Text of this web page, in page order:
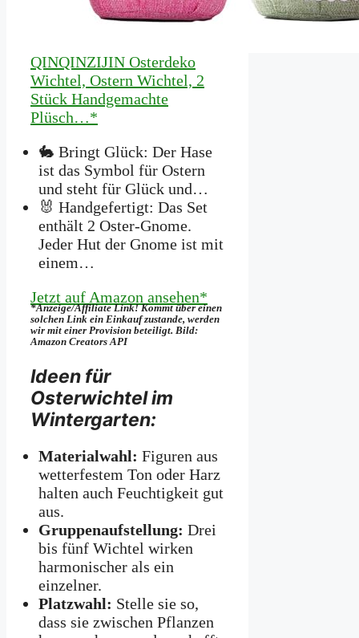
QINQINZIJIN Osterdeko
Wichtel, Ostern Wichtel, 2
Stück Handgemachte
Plüsch…*
🐇 Bringt Glück: Der Hase
ist das Symbol für Ostern
und steht für Glück und…
🐰 Handgefertigt: Das Set
enthält 2 Oster-Gnome.
Jeder Hut der Gnome ist mit
einem…
Jetzt auf Amazon ansehen*
*Anzeige/Affiliate Link! Kommt über einen
solchen Link ein Einkauf zustande, werden
wir mit­ einer Provision beteiligt. Bild:
Amazon Creators API
Ideen für
Osterwichtel im
Wintergarten:
Materialwahl: Figuren aus
wetterfestem Ton oder Harz
halten auch Feuchtigkeit gut
aus.
Gruppenaufstellung: Drei
bis fünf Wichtel wirken
harmonischer als ein
einzelner.
Platzwahl: Stelle sie so,
dass sie zwischen Pflanzen